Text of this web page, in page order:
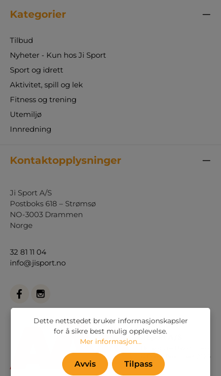
Kategorier
Tilbud
Nyheter - Kun hos Ji Sport
Sport og idrett
Aktivitet, spill og lek
Fitness og trening
Utemiljø
Innredning
Kontaktopplysninger
Ji Sport A/S
Postboks 618 – Strømsø
NO-3003 Drammen
Norge
32 81 11 04
info@jisport.no
Dette nettstedet bruker informasjonskapsler
for å sikre best mulig opplevelse.
Mer informasjon...
Avvis Tilpass